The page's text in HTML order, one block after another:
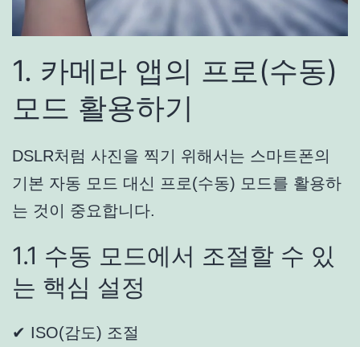
1. 카메라 앱의 프로(수동)
모드 활용하기
DSLR처럼 사진을 찍기 위해서는 스마트폰의
기본 자동 모드 대신 프로(수동) 모드를 활용하
는 것이 중요합니다.
1.1 수동 모드에서 조절할 수 있
는 핵심 설정
✔ ISO(감도) 조절